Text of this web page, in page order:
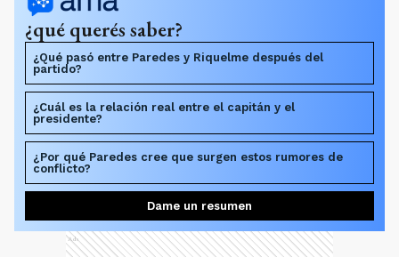
¿qué querés saber?
¿Qué pasó entre Paredes y Riquelme después del
partido?
¿Cuál es la relación real entre el capitán y el
presidente?
¿Por qué Paredes cree que surgen estos rumores de
conflicto?
Dame un resumen
Ads